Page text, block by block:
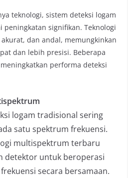
teknologi, sistem deteksi logam
peningkatan signifikan. Teknologi
dan andal, memungkinkan
dan lebih presisi. Beberapa
performa deteksi
logam tradisional sering
satu spektrum frekuensi.
multispektrum terbaru
detektor untuk beroperasi
secara bersamaan.